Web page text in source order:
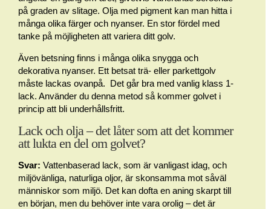
på graden av slitage. Olja med pigment kan man hitta i
många olika färger och nyanser. En stor fördel med
tanke på möjligheten att variera ditt golv.
Även betsning finns i många olika snygga och
dekorativa nyanser. Ett betsat trä- eller parkettgolv
måste lackas ovanpå. Det går bra med vanlig klass 1-
lack. Använder du denna metod så kommer golvet i
princip att bli underhållsfritt.
Lack och olja – det låter som att det kommer
att lukta en del om golvet?
Svar: Vattenbaserad lack, som är vanligast idag, och
miljövänliga, naturliga oljor, är skonsamma mot såväl
människor som miljö. Det kan dofta en aning skarpt till
en början, men du behöver inte vara orolig – det är